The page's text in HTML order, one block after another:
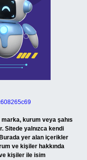
kurum veya şahıs
Sitede yalnızca kendi
Burada yer alan içerikler
ve kişiler hakkında
kişiler ile isim